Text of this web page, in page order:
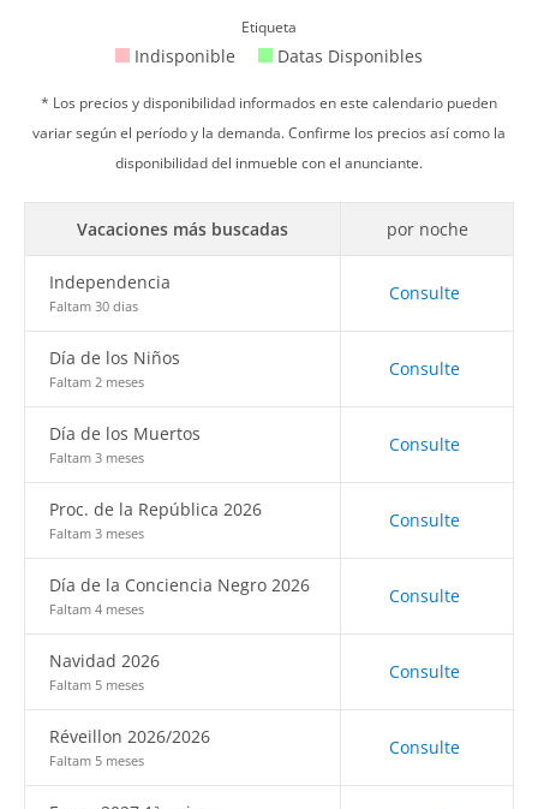
Etiqueta
Indisponible Datas Disponibles
* Los precios y disponibilidad informados en este calendario pueden
variar según el período y la demanda. Confirme los precios así como la
disponibilidad del inmueble con el anunciante.
Vacaciones más buscadas por noche
Independencia
Faltam 30 dias
Consulte
Día de los Niños
Faltam 2 meses
Consulte
Día de los Muertos
Faltam 3 meses
Consulte
Proc. de la República 2026
Faltam 3 meses
Consulte
Día de la Conciencia Negro 2026
Faltam 4 meses
Consulte
Navidad 2026
Faltam 5 meses
Consulte
Réveillon 2026/2026
Faltam 5 meses
Consulte